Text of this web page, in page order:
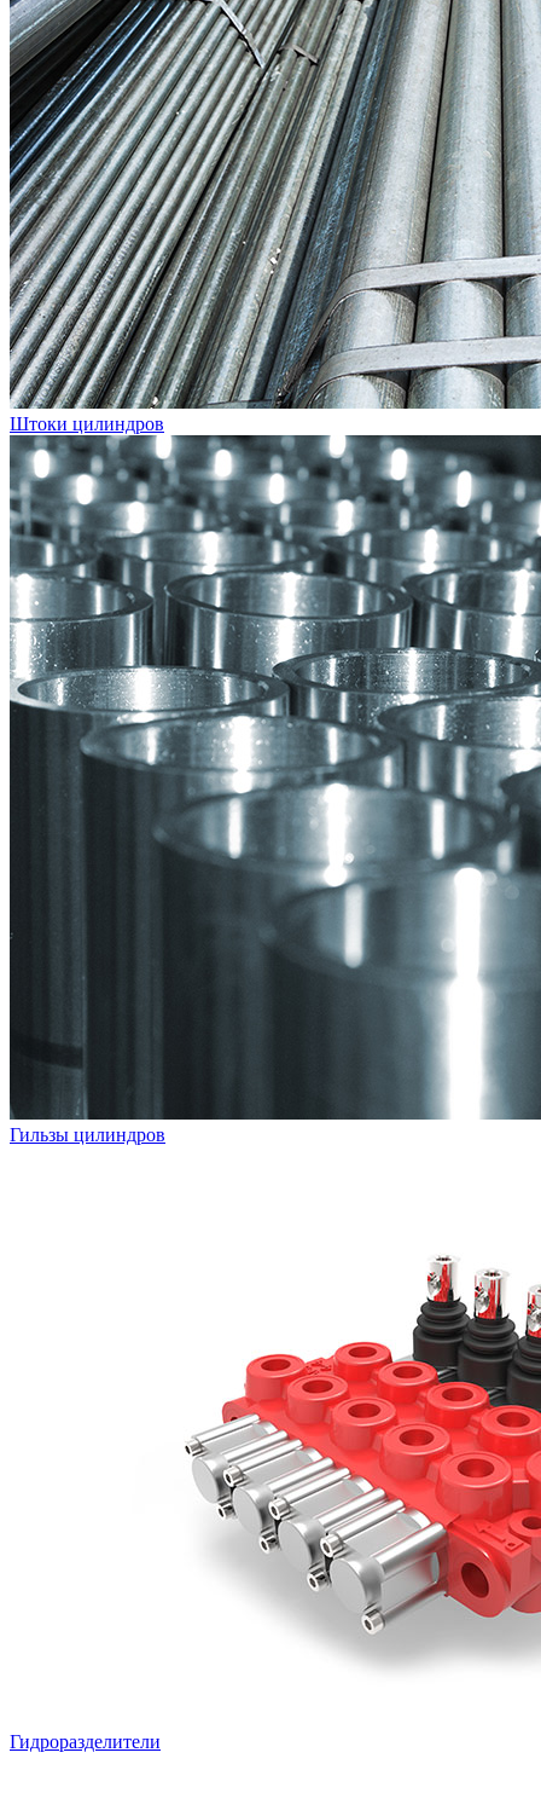
Штоки цилиндров
Гильзы цилиндров
Гидроразделители